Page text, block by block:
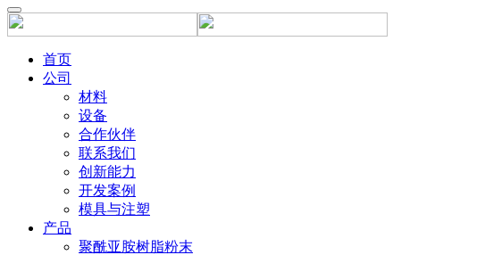
首页
公司
材料
设备
合作伙伴
联系我们
创新能力
开发案例
模具与注塑
产品
聚酰亚胺树脂粉末